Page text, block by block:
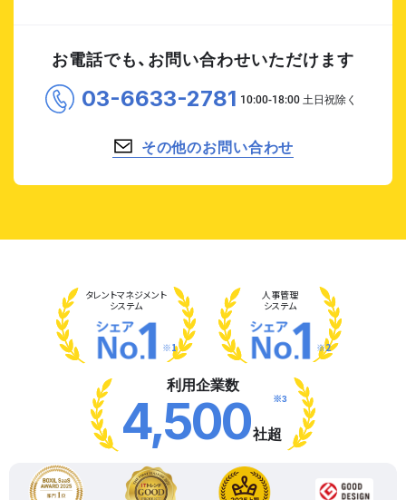
お電話でも、お問い合わせいただけます
03-6633-2781
その他のお問い合わせ
タレントマネジメント
システム
※1
人事管理
システム
※2
利用企業数
4,500社超
※3